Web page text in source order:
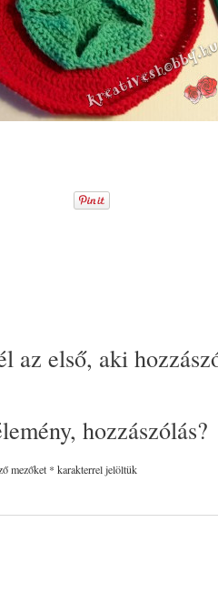
az első, aki
hozzászólás?
mezőket * karakterrel jelöltük